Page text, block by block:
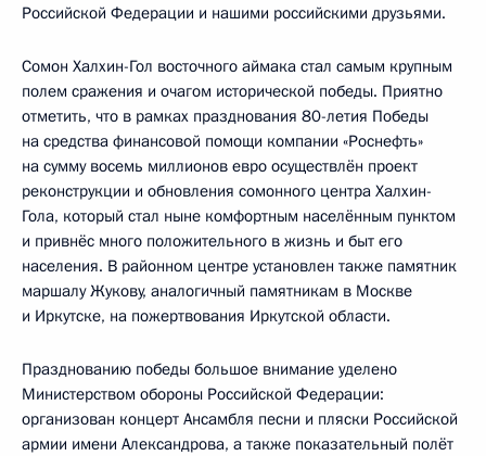
Российской Федерации и нашими российскими друзьями.
Сомон Халхин-Гол восточного аймака стал самым крупным
полем сражения и очагом исторической победы. Приятно
отметить, что в рамках празднования 80-летия Победы
на средства финансовой помощи компании «Роснефть»
на сумму восемь миллионов евро осуществлён проект
реконструкции и обновления сомонного центра Халхин-
Гола, который стал ныне комфортным населённым пунктом
и привнёс много положительного в жизнь и быт его
населения. В районном центре установлен также памятник
маршалу Жукову, аналогичный памятникам в Москве
и Иркутске, на пожертвования Иркутской области.
Празднованию победы большое внимание уделено
Министерством обороны Российской Федерации:
организован концерт Ансамбля песни и пляски Российской
армии имени Александрова, а также показательный полёт